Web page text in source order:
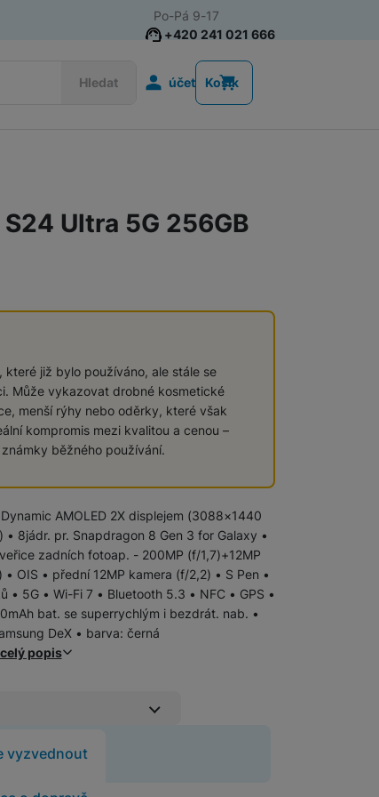
Hledat
Chytré telefony pro seniory
Samsung
Samsung Galaxy Z Flip
Samsung Galaxy Z Fold
Samsung Galaxy S
Samsung Galaxy A
Samsung Galaxy Xcover
iPhone
iPhone Air
Apple iPhone 16
Apple iPhone 15
+420 241 021 666
Po-Pá 9-17
Uživatelská
účet Košík
Ultra 5G 256GB
již bylo používáno, ale stále se
Může vykazovat drobné kosmetické
menší rýhy nebo oděrky, které však
kompromis mezi kvalitou a cenou –
běžného používání.
AMOLED 2X displejem (3088×1440
8jádr. pr. Snapdragon 8 Gen 3 for Galaxy •
zadních fotoap. - 200MP (f/1,7)+12MP
OIS • přední 12MP kamera (f/2,2) • S Pen •
5G • Wi-Fi 7 • Bluetooth 5.3 • NFC • GPS •
bat. se superrychlým i bezdrát. nab. •
DeX • barva: černá
celý popis
Air je ultratenká a lehká jako pírko, přesto
Základní fólie
(Neviditelná ochrana
displeje)
neprodává.
vyzvednout